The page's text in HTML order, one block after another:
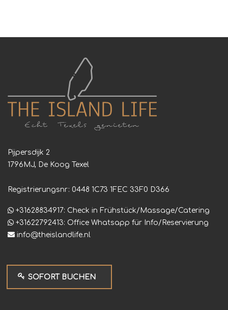
Pijpersdijk 2
1796MJ, De Koog Texel
Registrierungsnr: 0448 1C73 1FEC 33F0 D366
+31628834917: Check in Frühstück/Massage/Catering
+31622792413: Office Whatsapp für Info/Reservierung
info@theislandlife.nl
SOFORT BUCHEN